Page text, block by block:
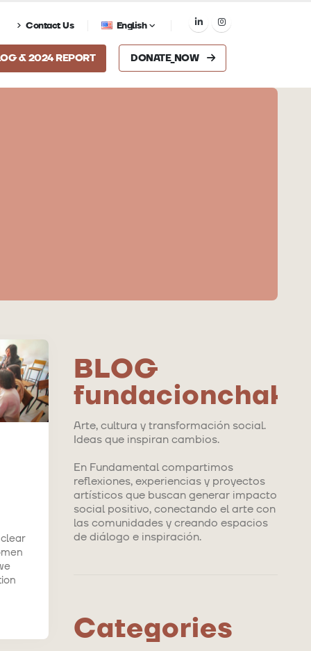
Contact Us English
& 2024 REPORT DONATE_NOW
BLOG
fundacionchaka
Arte, cultura y transformación social.
Ideas que inspiran cambios.
En Fundamental compartimos
reflexiones, experiencias y proyectos
artísticos que buscan generar impacto
social positivo, conectando el arte con
las comunidades y creando espacios
de diálogo e inspiración.
Categories